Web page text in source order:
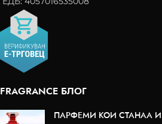
FRAGRANCE БЛОГ
ПАРФЕМИ КОИ СТАНАА